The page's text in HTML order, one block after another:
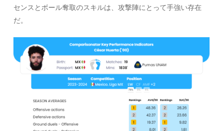
センスとボール奪取のスキルは、攻撃陣にとって手強い存在
だ。